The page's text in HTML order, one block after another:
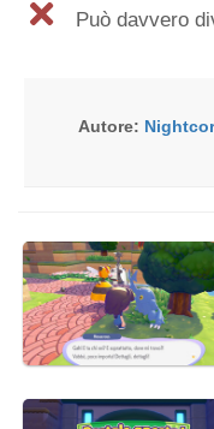
Può davvero
Autore: